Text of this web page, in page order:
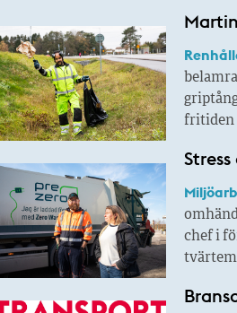
fritiden
chef i